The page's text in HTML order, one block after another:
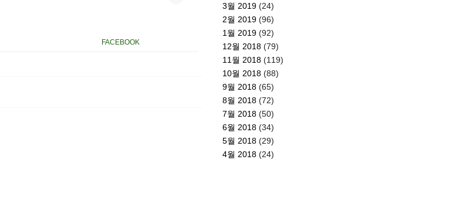
FACEBOOK
3월 2019 (24)
2월 2019 (96)
1월 2019 (92)
12월 2018 (79)
11월 2018 (119)
10월 2018 (88)
9월 2018 (65)
8월 2018 (72)
7월 2018 (50)
6월 2018 (34)
5월 2018 (29)
4월 2018 (24)